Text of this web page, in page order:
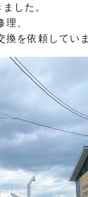
した。
、
を依頼してい